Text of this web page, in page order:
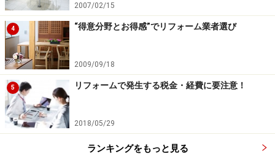
プラス予算でトイレ室内を思いっきり模様
替え
トイレ室内の壁面をタイルなどの建材で仕上げると、空間全
体が引き締まり、上品なサニタリー空間を演出することがで
きます。（画像提供：
トイレ本体を新しくするだけではなく、床・壁・天井な
どにも配慮して、もっとトイレ空間を斬新にコーディネ
2007/02/15
4 “得意分野とお得感”でリフォーム業者選び
2009/09/18
5 リフォームで発生する税金・経費に要注意！
2018/05/29
ランキングをもっと見る